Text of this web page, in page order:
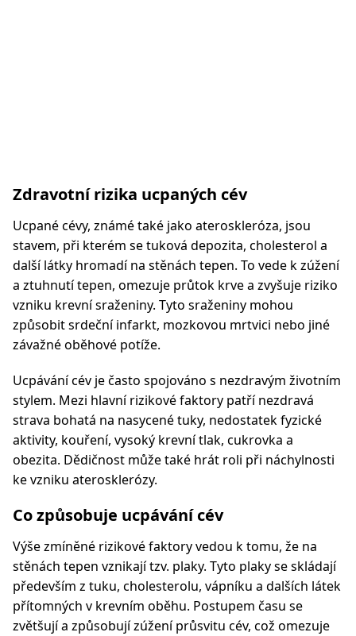
Zdravotní rizika ucpaných cév
Ucpané cévy, známé také jako ateroskleróza, jsou
stavem, při kterém se tuková depozita, cholesterol a
další látky hromadí na stěnách tepen. To vede k zúžení
a ztuhnutí tepen, omezuje průtok krve a zvyšuje riziko
vzniku krevní sraženiny. Tyto sraženiny mohou
způsobit srdeční infarkt, mozkovou mrtvici nebo jiné
závažné oběhové potíže.
Ucpávání cév je často spojováno s nezdravým životním
stylem. Mezi hlavní rizikové faktory patří nezdravá
strava bohatá na nasycené tuky, nedostatek fyzické
aktivity, kouření, vysoký krevní tlak, cukrovka a
obezita. Dědičnost může také hrát roli při náchylnosti
ke vzniku aterosklerózy.
Co způsobuje ucpávání cév
Výše zmíněné rizikové faktory vedou k tomu, že na
stěnách tepen vznikají tzv. plaky. Tyto plaky se skládají
především z tuku, cholesterolu, vápníku a dalších látek
přítomných v krevním oběhu. Postupem času se
zvětšují a způsobují zúžení průsvitu cév, což omezuje